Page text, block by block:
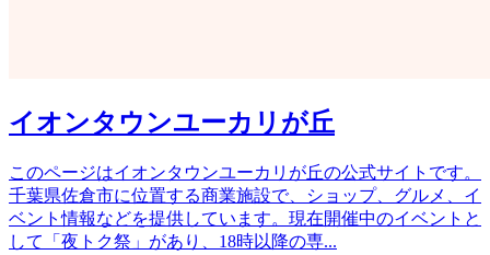
イオンタウンユーカリが丘
このページはイオンタウンユーカリが丘の公式サイトです。
千葉県佐倉市に位置する商業施設で、ショップ、グルメ、イ
ベント情報などを提供しています。現在開催中のイベントと
して「夜トク祭」があり、18時以降の専...